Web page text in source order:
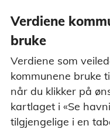
Verdiene
bruke
Verdiene som
kommunene bruke
når du klikker på
kartlaget i «Se
tilgjengelige i en